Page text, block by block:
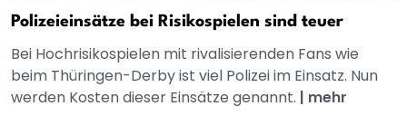
Polizeieinsätze bei Risikospielen sind teuer
Bei Hochrisikospielen mit rivalisierenden Fans wie
beim Thüringen-Derby ist viel Polizei im Einsatz. Nun
werden Kosten dieser Einsätze genannt. | mehr